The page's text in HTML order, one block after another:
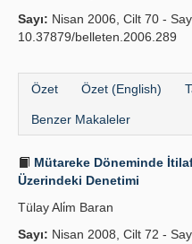
Sayı: Nisan 2006, Cilt 70 -
10.37879/belleten.2006.289
Özet Özet (English)
Benzer Makaleler
Mütareke Döneminde
Üzerindeki Denetimi
Tülay Ali̇m Baran
Sayı: Nisan 2008, Cilt 72 -